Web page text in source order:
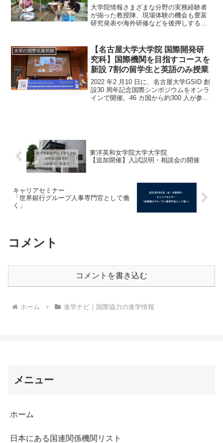
大学院情報さまざまな分野の実務経験者
が揃った教授陣、現場体験の機会も豊富
研究発表や海外研修などを後押しする助
学位：博士前期課程：修士（国際地域
学）、博士後期課程：博...
大学の国際化最前線
【名古屋大学大学院 国際開発研
究科】国際機関を目指すコースを
新設 7割の留学生と英語のみ授業
2022 年2 月10 日に、名古屋大学GSID 創
設30 周年記念国際シンポジウムをオンラ
インで開催。46 カ国から約300 人が参加
東洋英和女学院大学大学院
【追加開催】入試説明・相談会の開催
キャリアセミナー
「世界銀行グループ人事専門官として働
く」
コメント
コメントを書き込む
ホーム 進学ナビ｜国際協力の進学情報
メニュー
ホーム
日本にある国連関係機関リスト